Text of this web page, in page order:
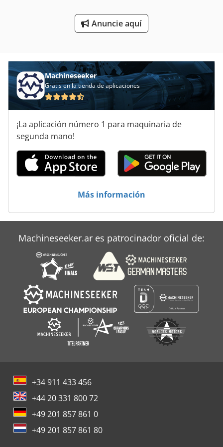
Vehículo De Trabajo Anuncie aquí
Machineseeker
Gratis en la tienda de aplicaciones
¡La aplicación número 1 para maquinaria de
segunda mano!
Más información
Machineseeker.ar es patrocinador oficial de:
+34 911 433 456
+44 20 331 800 72
+49 201 857 861 0
+49 201 857 861 80